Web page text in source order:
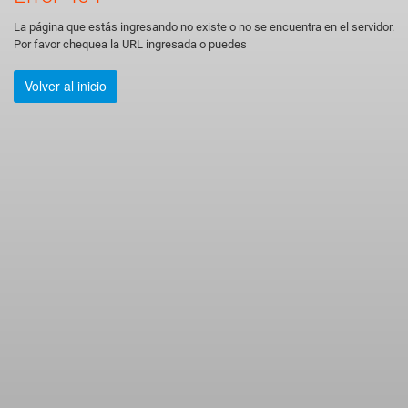
La página que estás ingresando no existe o no se encuentra en el servidor.
Por favor chequea la URL ingresada o puedes
Volver al inicio